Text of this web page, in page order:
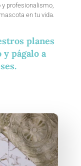
profesionalismo,
en tu vida.
planes
págalo a